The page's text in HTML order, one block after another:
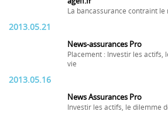
La bancassurance contraint
2013.05.21
News-assurances Pro
Placement : Investir les actifs,
vie
2013.05.16
News Assurances Pro
Investir les actifs, le dilemme